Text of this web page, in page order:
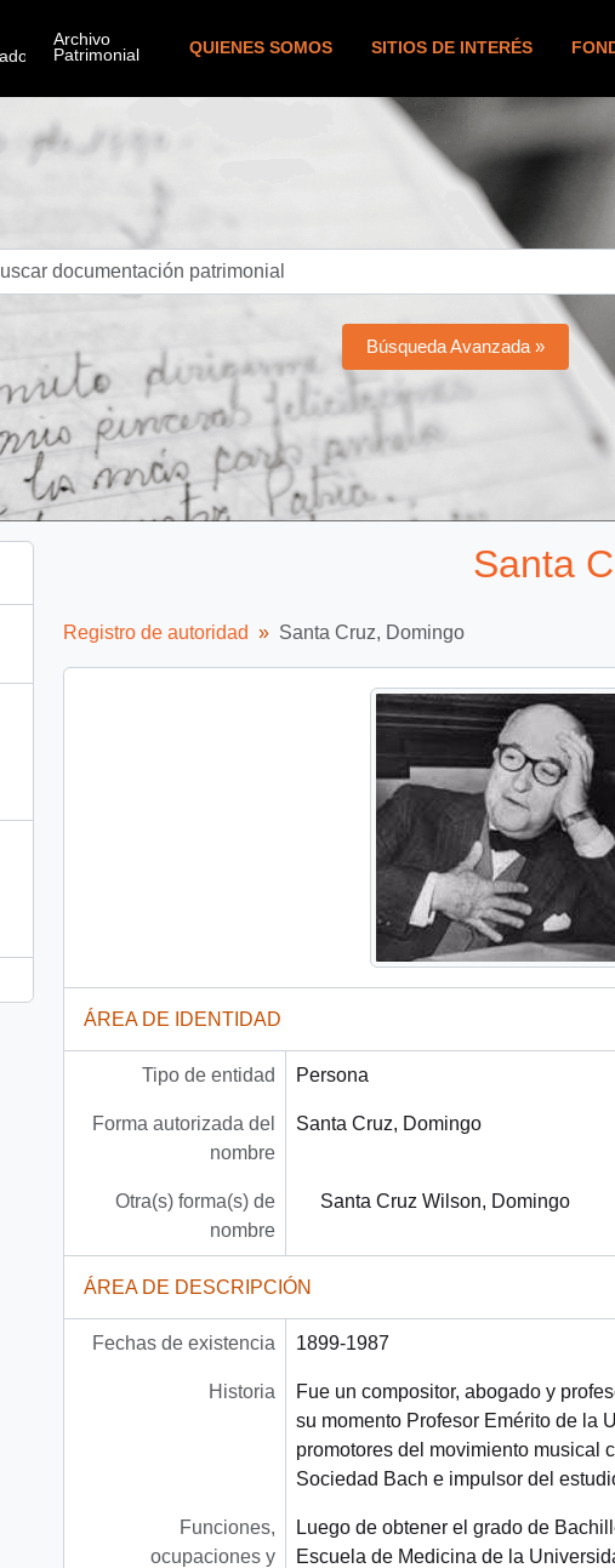
QUIENES SOMOS SITIOS DE INTERÉS
Búsqueda Avanzada »
Santa
Registro de autoridad Santa Cruz, Domingo
ÁREA DE IDENTIDAD
Tipo de entidad Persona
Forma autorizada del
nombre
Santa Cruz, Domingo
Otra(s) forma(s) de
nombre
Santa Cruz Wilson, Domingo
ÁREA DE DESCRIPCIÓN
Fechas de existencia 1899-1987
Historia
Fue un compositor, abogado y
su momento Profesor Emérito de la
promotores del movimiento musical
Sociedad Bach e impulsor del
Funciones,
ocupaciones y
Luego de obtener el grado de
Escuela de Medicina de la